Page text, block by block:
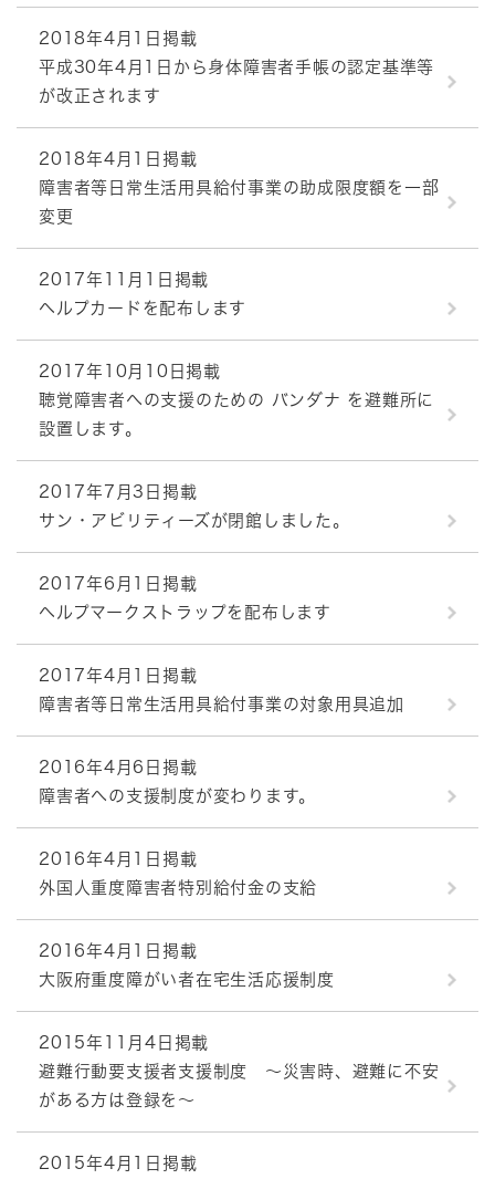
2018年4月1日掲載
平成30年4月1日から身体障害者手帳の認定基準等
が改正されます
2018年4月1日掲載
障害者等日常生活用具給付事業の助成限度額を一部
変更
2017年11月1日掲載
ヘルプカードを配布します
2017年10月10日掲載
聴覚障害者への支援のための バンダナ を避難所に
設置します。
2017年7月3日掲載
サン・アビリティーズが閉館しました。
2017年6月1日掲載
ヘルプマークストラップを配布します
2017年4月1日掲載
障害者等日常生活用具給付事業の対象用具追加
2016年4月6日掲載
障害者への支援制度が変わります。
2016年4月1日掲載
外国人重度障害者特別給付金の支給
2016年4月1日掲載
大阪府重度障がい者在宅生活応援制度
2015年11月4日掲載
避難行動要支援者支援制度 ～災害時、避難に不安
がある方は登録を～
2015年4月1日掲載